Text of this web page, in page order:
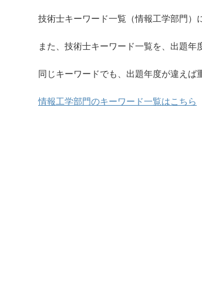
技術士キーワード一覧（情報工学部門）
また、技術士キーワード一覧を、出題年
同じキーワードでも、出題年度が違えば
情報工学部門のキーワード一覧はこちら